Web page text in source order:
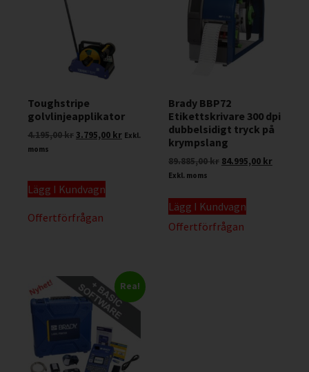
Toughstripe
golvlinjeapplikator
4.195,00kr3.795,00 kr Exkl.
moms
Lägg I Kundvagn
Offertförfrågan
Brady BBP72
Etikettskrivare 300 dpi
dubbelsidigt tryck på
krympslang
89.885,00kr 84.995,00 kr
Exkl. moms
Lägg I Kundvagn
Offertförfrågan
Rea!